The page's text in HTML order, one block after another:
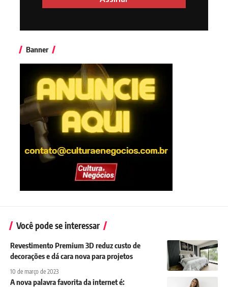
Banner
Você pode se interessar
Revestimento Premium 3D reduz custo de
decorações e dá cara nova para projetos
10 de março de 2023
A nova palavra favorita da internet é: